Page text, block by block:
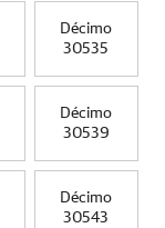
Décimo
30535
Décimo
30539
Décimo
30543